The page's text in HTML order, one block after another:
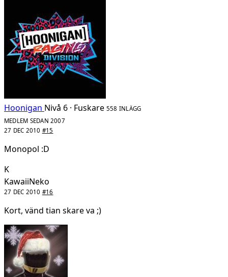
Hoonigan Nivå 6 · Fuskare 558 INLÄGG
MEDLEM SEDAN 2007
27 DEC 2010 #15
Monopol :D
K
KawaiiNeko
27 DEC 2010 #16
Kort, vänd tian skare va ;)